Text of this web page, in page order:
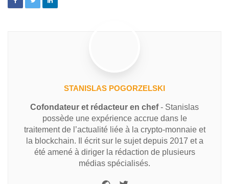
STANISLAS POGORZELSKI
Cofondateur et rédacteur en chef- Stanislas
possède une expérience accrue dans le
traitement de l’actualité liée à la crypto-monnaie et
la blockchain. Il écrit sur le sujet depuis 2017 et a
été amené à diriger la rédaction de plusieurs
médias spécialisés.